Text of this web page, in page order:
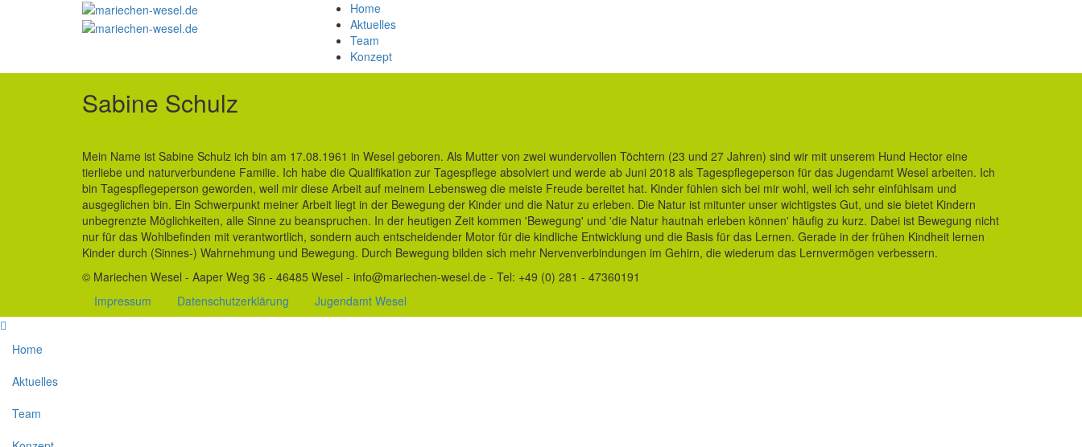
Home
Aktuelles
Team
Konzept
Sabine Schulz
Mein Name ist Sabine Schulz ich bin am 17.08.1961 in Wesel geboren. Als Mutter von zwei wundervollen Töchtern (23 und 27 Jahren) sind wir mit unserem Hund Hector eine
tierliebe und naturverbundene Familie. Ich habe die Qualifikation zur Tagespflege absolviert und werde ab Juni 2018 als Tagespflegeperson für das Jugendamt Wesel arbeiten. Ich
bin Tagespflegeperson geworden, weil mir diese Arbeit auf meinem Lebensweg die meiste Freude bereitet hat. Kinder fühlen sich bei mir wohl, weil ich sehr einfühlsam und
ausgeglichen bin. Ein Schwerpunkt meiner Arbeit liegt in der Bewegung der Kinder und die Natur zu erleben. Die Natur ist mitunter unser wichtigstes Gut, und sie bietet Kindern
unbegrenzte Möglichkeiten, alle Sinne zu beanspruchen. In der heutigen Zeit kommen 'Bewegung' und 'die Natur hautnah erleben können' häufig zu kurz. Dabei ist Bewegung nicht
nur für das Wohlbefinden mit verantwortlich, sondern auch entscheidender Motor für die kindliche Entwicklung und die Basis für das Lernen. Gerade in der frühen Kindheit lernen
Kinder durch (Sinnes-) Wahrnehmung und Bewegung. Durch Bewegung bilden sich mehr Nervenverbindungen im Gehirn, die wiederum das Lernvermögen verbessern.
© Mariechen Wesel - Aaper Weg 36 - 46485 Wesel - info@mariechen-wesel.de - Tel: +49 (0) 281 - 47360191
Impressum
Datenschutzerklärung Jugendamt Wesel
Home
Aktuelles
Team